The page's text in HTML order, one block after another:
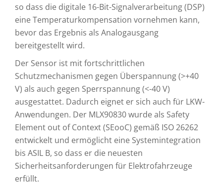
so dass die digitale 16-Bit-Signalverarbeitung (DSP)
eine Temperaturkompensation vornehmen kann,
bevor das Ergebnis als Analogausgang
bereitgestellt wird.
Der Sensor ist mit fortschrittlichen
Schutzmechanismen gegen Überspannung (>+40
V) als auch gegen Sperrspannung (<-40 V)
ausgestattet. Dadurch eignet er sich auch für LKW-
Anwendungen. Der MLX90830 wurde als Safety
Element out of Context (SEooC) gemäß ISO 26262
entwickelt und ermöglicht eine Systemintegration
bis ASIL B, so dass er die neuesten
Sicherheitsanforderungen für Elektrofahrzeuge
erfüllt.